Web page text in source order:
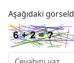
Aşağıdaki